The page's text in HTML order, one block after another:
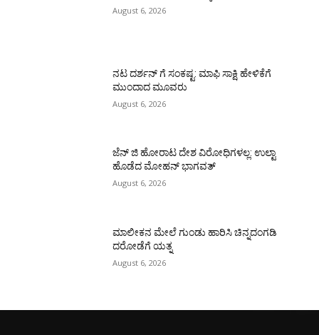
August 6, 2026
ನಟ ದರ್ಶನ್ ಗೆ ಸಂಕಷ್ಟ: ಮಾಫಿ ಸಾಕ್ಷಿ ಹೇಳಿಕೆಗೆ
ಮುಂದಾದ ಮೂವರು
August 6, 2026
ಜೆನ್ ಜಿ ಹೋರಾಟ ದೇಶ ವಿರೋಧಿಗಳಲ್ಲ: ಉಲ್ಟಾ
ಹೊಡೆದ ಮೋಹನ್ ಭಾಗವತ್
August 6, 2026
ಮಾಲೀಕನ ಮೇಲೆ ಗುಂಡು ಹಾರಿಸಿ ಚಿನ್ನದಂಗಡಿ
ದರೋಡೆಗೆ ಯತ್ನ
August 6, 2026